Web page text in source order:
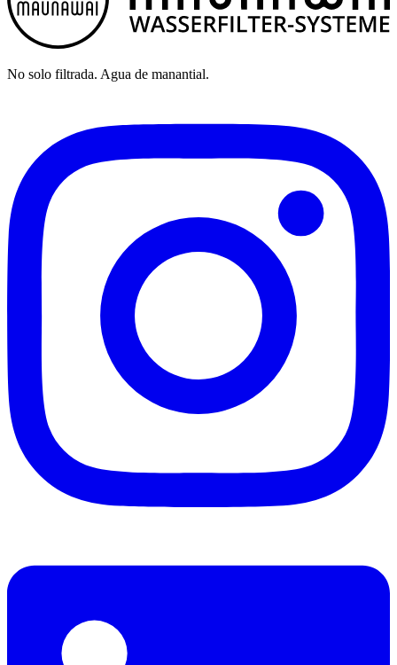
No solo filtrada. Agua de manantial.